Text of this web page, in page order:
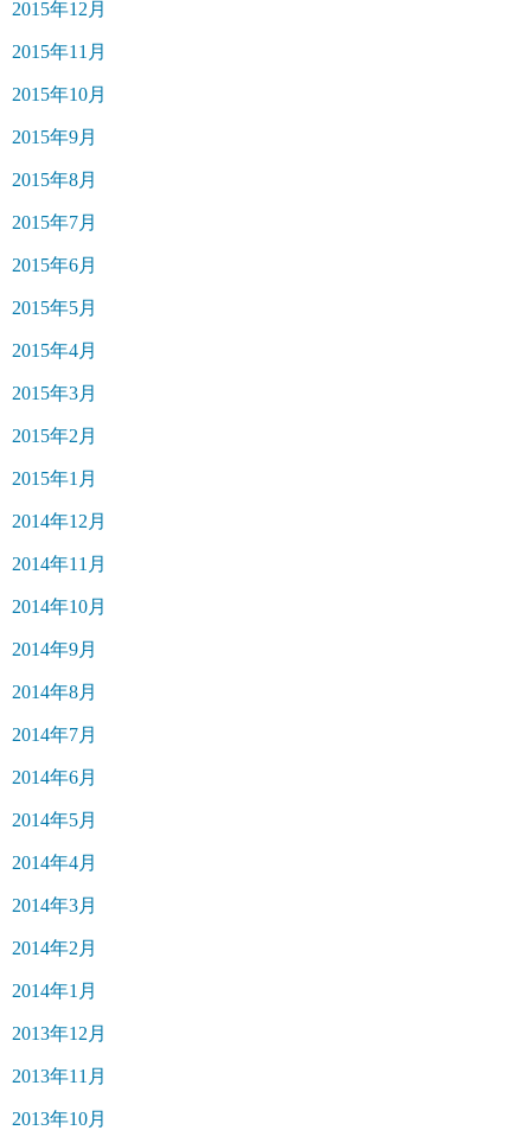
2015年12月
2015年11月
2015年10月
2015年9月
2015年8月
2015年7月
2015年6月
2015年5月
2015年4月
2015年3月
2015年2月
2015年1月
2014年12月
2014年11月
2014年10月
2014年9月
2014年8月
2014年7月
2014年6月
2014年5月
2014年4月
2014年3月
2014年2月
2014年1月
2013年12月
2013年11月
2013年10月